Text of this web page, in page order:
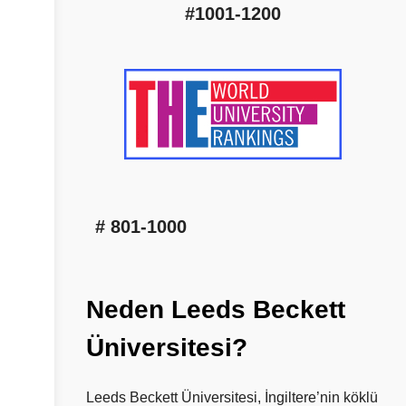
#1001-1200
# 801-1000
Neden Leeds Beckett
Üniversitesi?
Leeds Beckett Üniversitesi, İngiltere’nin köklü